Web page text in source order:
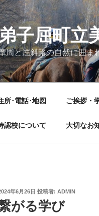
子屈町立
周と屈斜路の自然に囲ま
所･電話･地図 ご挨拶・
認校について 大切なお
:
年6月26日 投稿者: ADMIN
がる学び